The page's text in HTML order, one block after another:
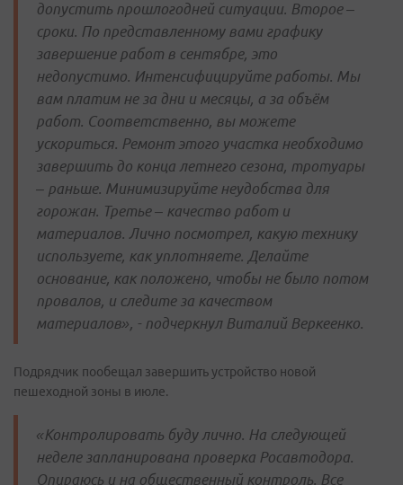
допустить прошлогодней ситуации. Второе –
сроки. По представленному вами графику
завершение работ в сентябре, это
недопустимо. Интенсифицируйте работы. Мы
вам платим не за дни и месяцы, а за объём
работ. Соответственно, вы можете
ускориться. Ремонт этого участка необходимо
завершить до конца летнего сезона, тротуары
– раньше. Минимизируйте неудобства для
горожан. Третье – качество работ и
материалов. Лично посмотрел, какую технику
используете, как уплотняете. Делайте
основание, как положено, чтобы не было потом
провалов, и следите за качеством
материалов», - подчеркнул Виталий Веркеенко.
Подрядчик пообещал завершить устройство новой
пешеходной зоны в июле.
«Контролировать буду лично. На следующей
неделе запланирована проверка Росавтодора.
Опираюсь и на общественный контроль. Все